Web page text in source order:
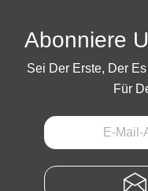
Abonniere
Sei Der Erste, Der
Für